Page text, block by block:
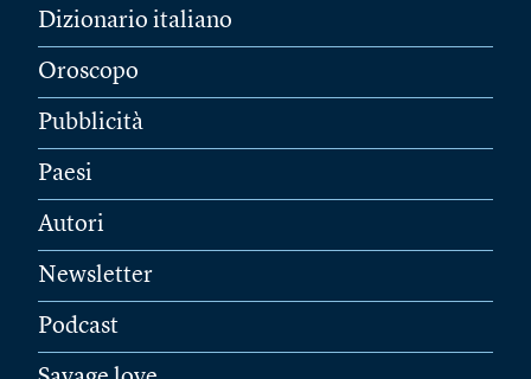
Dizionario italiano
Oroscopo
Pubblicità
Paesi
Autori
Newsletter
Podcast